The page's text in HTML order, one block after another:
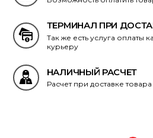
ТЕРМИНАЛ ПРИ
Так же есть услуга оплаты
курьеру
НАЛИЧНЫЙ РАСЧЕТ
Расчет при доставке